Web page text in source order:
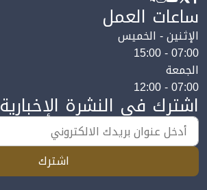
ساعات العمل
الإثنين - الخميس
07:00 - 15:00
الجمعة
07:00 - 12:00
اشترك في النشرة الإخبارية